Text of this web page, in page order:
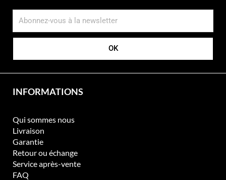
OK
INFORMATIONS
Qui sommes nous
Livraison
Garantie
Retour ou échange
Service après-vente
FAQ